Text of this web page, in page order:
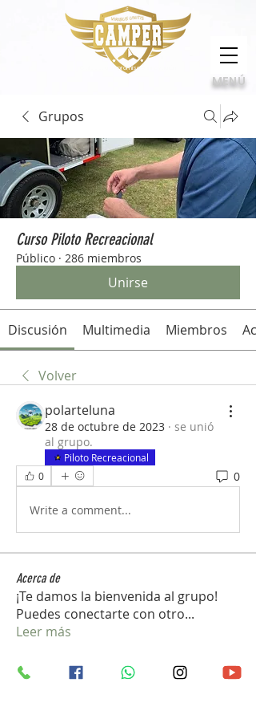
Calidad, compromiso e innovación
MENÚ
Grupos
Curso Piloto Recreacional
Público · 286 miembros
Unirse
Discusión Multimedia Miembros
Volver
polarteluna
28 de octubre de 2023 · se unió
al grupo.
Piloto Recreacional
0
0
Write a comment...
Acerca de
¡Te damos la bienvenida al grupo!
Puedes conectarte con otro...
Leer más
Miembros